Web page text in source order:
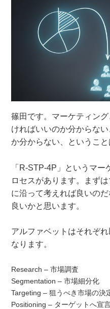
篠田です。マーケティン
ければいいのか分からな
か分からない、ということ
「R-STP-4P」というマ
ロセスがあります。
まず
に沿って考えれば良いの
良いかと思います。
アルファベットはそれぞ
なります。
Research – 市場調査
Segmentation – 市場細分化
Targeting – 狙うべき市場の決
Positioning – ターゲットへ宣